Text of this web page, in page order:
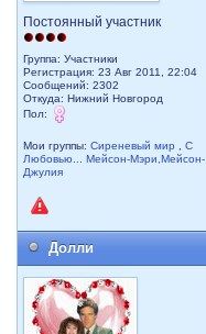
Постоянный участник
Группа: Участники
Регистрация: 23 Авг 2011, 22:04
Сообщений: 2302
Откуда: Нижний Новгород
Пол:
Мои группы:Сиреневый мир ,С
Любовью... Мейсон-Мэри,Мейсон-
Джулия
Долли